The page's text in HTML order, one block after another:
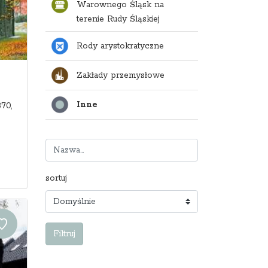
Warownego Śląsk na
terenie Rudy Śląskiej
Rody arystokratyczne
Zakłady przemysłowe
Inne
sortuj
Filtruj